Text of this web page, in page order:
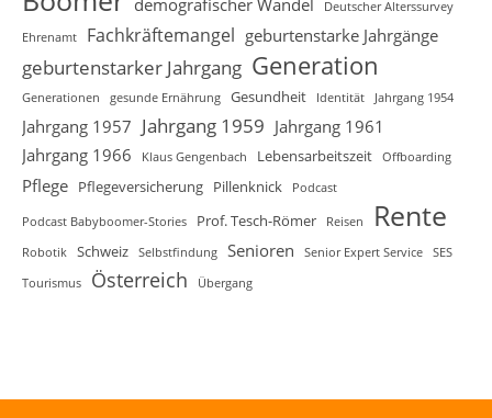
Deutscher Alterssurvey
Ehrenamt
Fachkräftemangel geburtenstarke Jahrgänge
geburtenstarker Jahrgang Generation
Generationen gesunde Ernährung Gesundheit Identität Jahrgang 1954
Jahrgang 1957 Jahrgang 1959 Jahrgang 1961
Jahrgang 1966
Klaus Gengenbach Lebensarbeitszeit Offboarding
Pflege Pflegeversicherung Pillenknick Podcast
Podcast Babyboomer-Stories Prof. Tesch-Römer Reisen Rente
Robotik Schweiz Selbstfindung Senioren Senior Expert Service
SES
Tourismus
Österreich Übergang